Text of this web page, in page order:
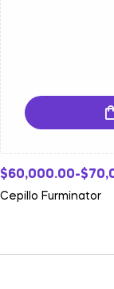
$60,000.00-$
Cepillo Furminator